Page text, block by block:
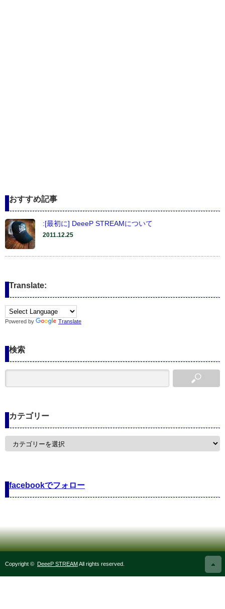
おすすめ記事
:[最初に] DeeeP STREAMについて
2011.12.25
Translate:
Powered by Translate
検索
カテゴリー
facebookでフォロー
Copyright © DeeeP STREAM All rights reserved.